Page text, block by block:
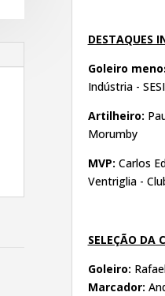
DESTAQUES
Goleiro
Indústria -
Artilheiro:
Morumby
MVP: Carlos
Ventriglia -
SELEÇÃO DA
Goleiro:
Marcador: